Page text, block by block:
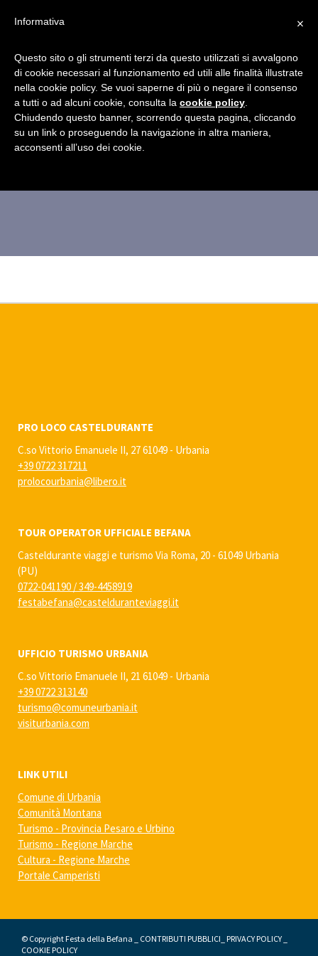
vincitrice-concorso-
videobox-befana
PRO LOCO CASTELDURANTE
C.so Vittorio Emanuele II, 27 61049 - Urbania
+39 0722 317211
prolocourbania@libero.it
TOUR OPERATOR UFFICIALE BEFANA
Casteldurante viaggi e turismo Via Roma, 20 - 61049 Urbania
(PU)
0722-041190 /349-4458919
festabefana@castelduranteviaggi.it
UFFICIO TURISMO URBANIA
C.so Vittorio Emanuele II, 21 61049 - Urbania
+39 0722 313140
turismo@comuneurbania.it
visiturbania.com
LINK UTILI
Comune di Urbania
Comunità Montana
Turismo - Provincia Pesaro e Urbino
Turismo - Regione Marche
Cultura - Regione Marche
Portale Camperisti
© Copyright Festa della Befana _ CONTRIBUTI PUBBLICI PRIVACY POLICY
COOKIE POLICY
×
Informativa
Questo sito o gli strumenti terzi da questo utilizzati si avvalgono
di cookie necessari al funzionamento ed utili alle finalità illustrate
nella cookie policy. Se vuoi saperne di più o negare il consenso
a tutti o ad alcuni cookie, consulta la cookie policy
Chiudendo questo banner, scorrendo questa pagina, cliccando
su un link o proseguendo la navigazione in altra maniera,
acconsenti all’uso dei cookie.